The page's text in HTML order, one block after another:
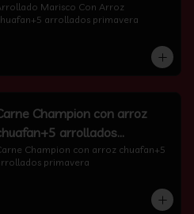
Marisco Con Arroz
arrollados primavera
Champion con arroz
arrollados
Champion con arroz chuafan+5
primavera